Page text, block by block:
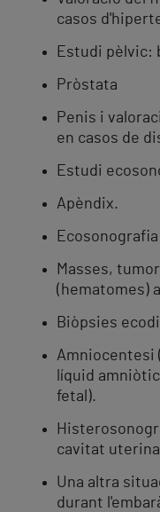
casos
Estudi pèlvic:
Pròstata
Penis i
en casos de
Estudi
Apèndix.
Masses,
(hematomes)
Biòpsies
Amniocentesi
líquid
fetal).
cavitat
Una altra
durant